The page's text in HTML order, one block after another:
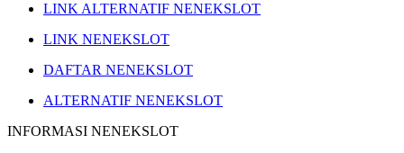
LINK ALTERNATIF NENEKSLOT
LINK NENEKSLOT
DAFTAR NENEKSLOT
ALTERNATIF NENEKSLOT
INFORMASI NENEKSLOT